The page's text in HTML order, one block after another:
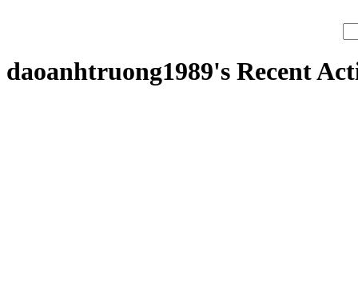
daoanhtruong1989's Recent